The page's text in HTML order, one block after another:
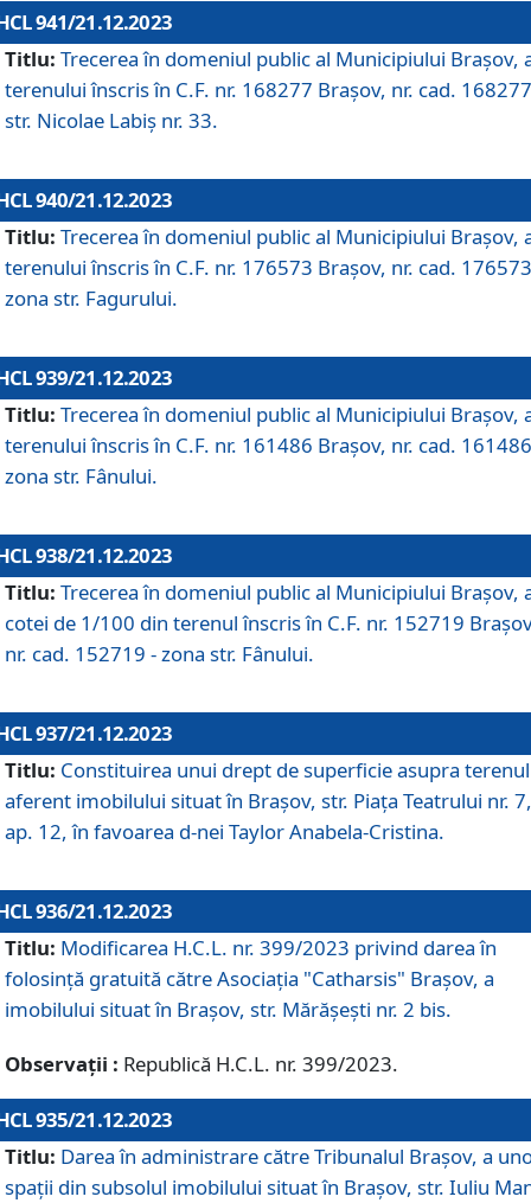
941/21.12.2023
Titlu: Trecerea în domeniul public al Municipiului Braşov,
terenului înscris în C.F. nr. 168277 Brașov, nr. cad.
str. Nicolae Labiș nr. 33.
940/21.12.2023
Titlu: Trecerea în domeniul public al Municipiului Braşov,
terenului înscris în C.F. nr. 176573 Brașov, nr. cad.
zona str. Fagurului.
939/21.12.2023
Titlu: Trecerea în domeniul public al Municipiului Braşov,
terenului înscris în C.F. nr. 161486 Brașov, nr. cad.
zona str. Fânului.
938/21.12.2023
Titlu: Trecerea în domeniul public al Municipiului Braşov,
cotei de 1/100 din terenul înscris în C.F. nr. 152719
nr. cad. 152719 - zona str. Fânului.
937/21.12.2023
Titlu: Constituirea unui drept de superficie asupra
aferent imobilului situat în Brașov, str. Piața Teatrului nr. 7,
ap. 12, în favoarea d-nei Taylor Anabela-Cristina.
936/21.12.2023
Titlu: Modificarea H.C.L. nr. 399/2023 privind darea în
folosinţă gratuită către Asociaţia "Catharsis" Brașov, a
imobilului situat în Braşov, str. Mărăşeşti nr. 2 bis.
Observații : Republică H.C.L. nr. 399/2023.
935/21.12.2023
Titlu: Darea în administrare către Tribunalul Brașov, a
spații din subsolul imobilului situat în Brașov, str. Iuliu